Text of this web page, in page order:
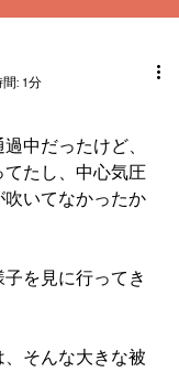
: 1分
中だったけど、
たし、中心気圧
いてなかったか
を見に行ってき
そんな大きな被